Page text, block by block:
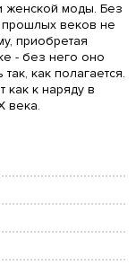
женской моды. Без
прошлых веков не
приобретая
- без него оно
как полагается.
как к наряду в
века.